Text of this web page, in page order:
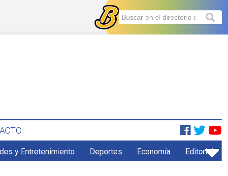
y Entretenimiento Deportes Economía Editorial